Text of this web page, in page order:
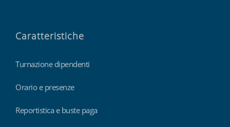
Caratteristiche
Turnazione dipendenti
Orario e presenze
Reportistica e buste paga